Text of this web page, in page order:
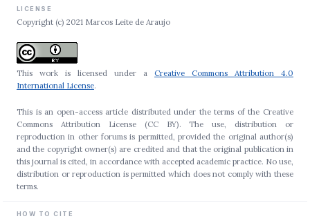
LICENSE
Copyright (c) 2021 Marcos Leite de Araujo
This work is licensed under aCreative Commons Attribution 4.0
International License.
This is an open-access article distributed under the terms of the Creative
Commons Attribution License (CC BY). The use, distribution or
reproduction in other forums is permitted, provided the original author(s)
and the copyright owner(s) are credited and that the original publication in
this journal is cited, in accordance with accepted academic practice. No use,
distribution or reproduction is permitted which does not comply with these
terms.
HOW TO CITE